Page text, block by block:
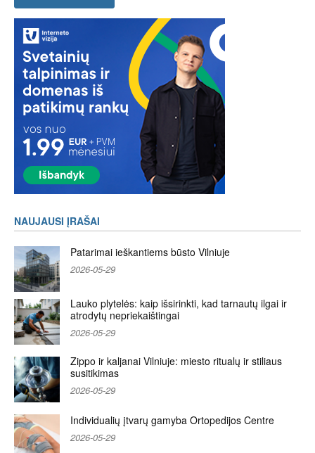
NAUJAUSI ĮRAŠAI
Patarimai ieškantiems būsto Vilniuje
2026-05-29
Lauko plytelės: kaip išsirinkti, kad tarnautų ilgai ir
atrodytų nepriekaištingai
2026-05-29
Zippo ir kaljanai Vilniuje: miesto ritualų ir stiliaus
susitikimas
2026-05-29
Individualių įtvarų gamyba Ortopedijos Centre
2026-05-29